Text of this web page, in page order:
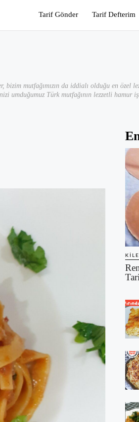
Tarif Gönder Tarif Defterim
mutfağımızın da iddialı olduğu en özel
umduğumuz Türk mutfağının lezzetli hamur